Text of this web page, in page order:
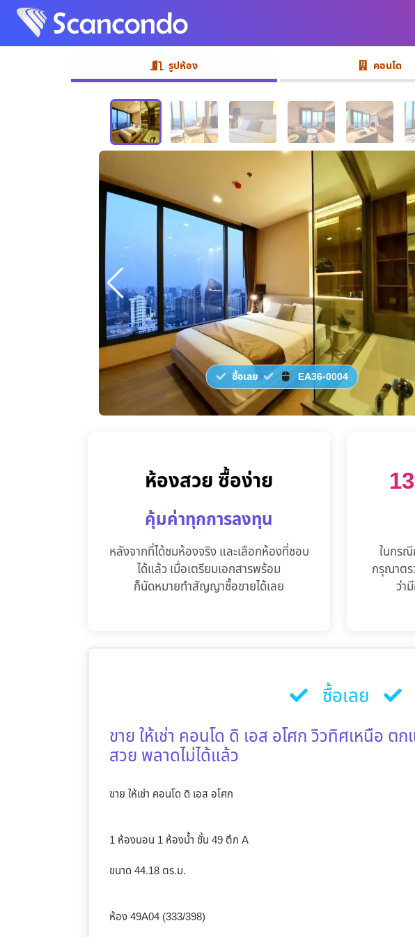
รูปห้อง คอนโด
ซื้อเลย EA36-0004
ห้องสวย ซื้อง่าย
คุ้มค่าทุกการลงทุน
หลังจากที่ได้ชมห้องจริง และเลือกห้องที่ชอบ
ได้แล้ว เมื่อเตรียมเอกสารพร้อม
ก็นัดหมายทำสัญญาซื้อขายได้เลย
ในกรณี
กรุณาตร
ว่า
ซื้อเลย
ขาย ให้เช่า คอนโด ดิ เอส อโศก วิวทิศเหนือ
สวย พลาดไม่ได้แล้ว
ขาย ให้เช่า คอนโด ดิ เอส อโศก
1 ห้องนอน 1 ห้องน้ำ ชั้น 49 ตึก A
ขนาด 44.18 ตร.ม.
ห้อง 49A04 (333/398)